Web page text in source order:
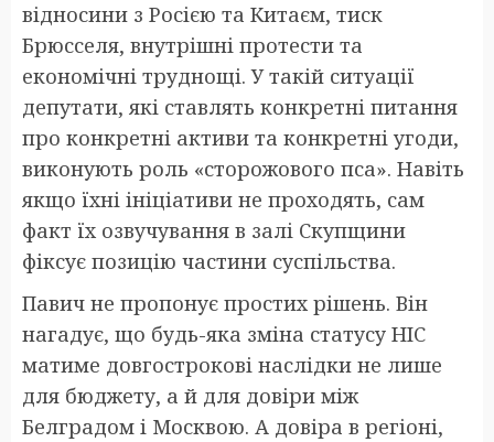
відносини з Росією та Китаєм, тиск
Брюсселя, внутрішні протести та
економічні труднощі. У такій ситуації
депутати, які ставлять конкретні питання
про конкретні активи та конкретні угоди,
виконують роль «сторожового пса». Навіть
якщо їхні ініціативи не проходять, сам
факт їх озвучування в залі Скупщини
фіксує позицію частини суспільства.
Павич не пропонує простих рішень. Він
нагадує, що будь-яка зміна статусу НІС
матиме довгострокові наслідки не лише
для бюджету, а й для довіри між
Белградом і Москвою. А довіра в регіоні,